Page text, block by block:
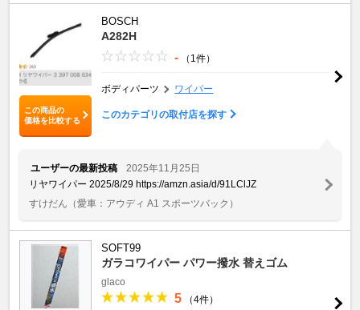
この商品の
価格を比較する
BOSCH
A282H
- （1件）
ボディパーツ ワイパー
このカテゴリの取付店を探す
ユーザーの最新投稿
2025年11月25日
リヤワイパー 2025/8/29 https://amzn.asia/d/91LClJZ
すけだん （愛車：アウディ A1 スポーツバック）
SOFT99
ガラコワイパー パワー撥水 替えゴム
glaco
5 （4件）